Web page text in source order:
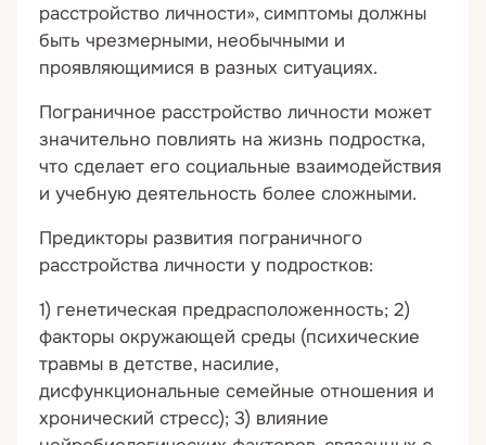
расстройство личности», симптомы должны
быть чрезмерными, необычными и
проявляющимися в разных ситуациях.
Пограничное расстройство личности может
значительно повлиять на жизнь подростка,
что сделает его социальные взаимодействия
и учебную деятельность более сложными.
Предикторы развития пограничного
расстройства личности у подростков:
1) генетическая предрасположенность; 2)
факторы окружающей среды (психические
травмы в детстве, насилие,
дисфункциональные семейные отношения и
хронический стресс); 3) влияние